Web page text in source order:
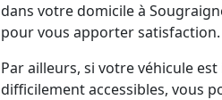
dans votre domicile à
pour vous apporter satisfaction.
Par ailleurs, si votre véhicule
difficilement accessibles, vous